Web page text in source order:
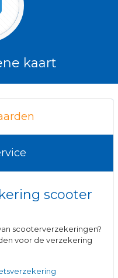
kaart
scooter
scooterverzekeringen?
voor de verzekering